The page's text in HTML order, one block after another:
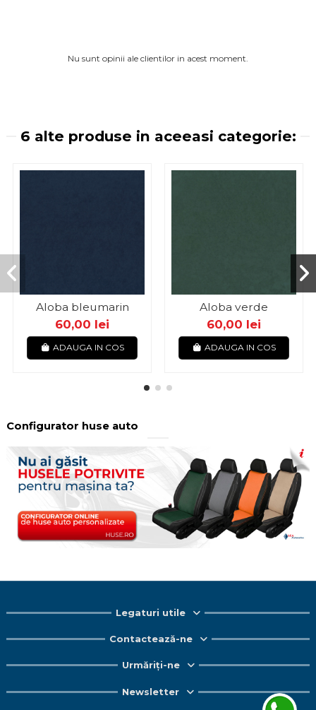
Nu sunt opinii ale clientilor in acest moment.
6 alte produse in aceeasi categorie:
Aloba bleumarin
60,00 lei
ADAUGA IN COS
Aloba verde
60,00 lei
ADAUGA IN COS
Configurator huse auto
Legaturi utile
Contactează-ne
Urmăriți-ne
Newsletter